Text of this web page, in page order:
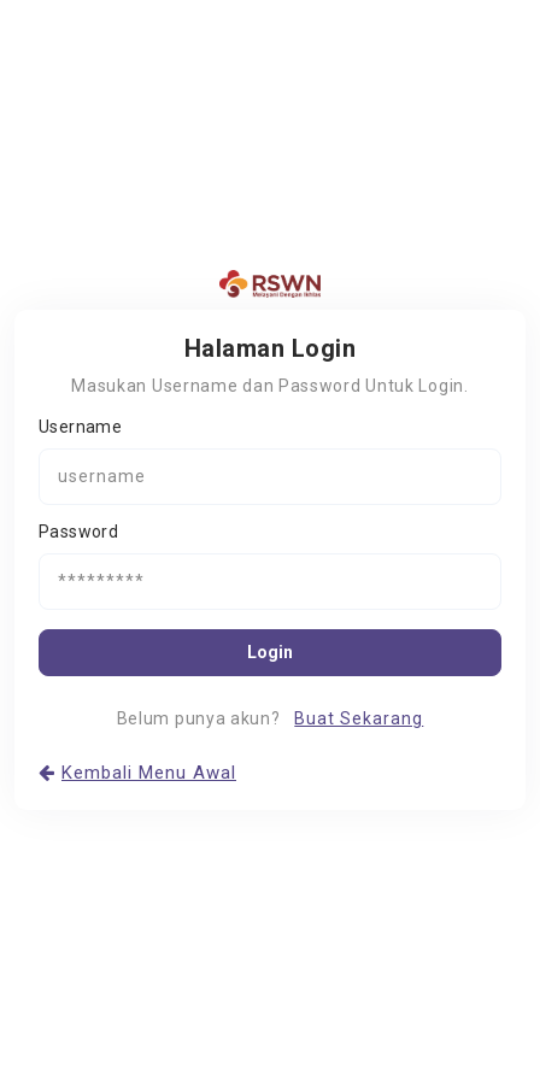
Halaman Login
Masukan Username dan Password Untuk Login.
Username
Password
Login
Belum punya akun? Buat Sekarang
Kembali Menu Awal